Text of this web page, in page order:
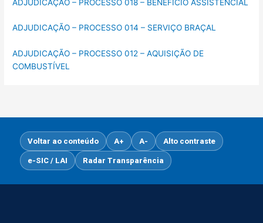
ADJUDICAÇÃO – PROCESSO 018 – BENEFÍCIO ASSISTENCIAL
ADJUDICAÇÃO – PROCESSO 014 – SERVIÇO BRAÇAL
ADJUDICAÇÃO – PROCESSO 012 – AQUISIÇÃO DE
COMBUSTÍVEL
Voltar ao conteúdo A+ A- Alto contraste
e-SIC / LAI Radar Transparência